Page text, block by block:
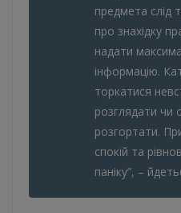
предмета слід
про знахідку
надати
інформацію.
торкатися
розглядати чи
розгортати.
спокій та
паніку”, –